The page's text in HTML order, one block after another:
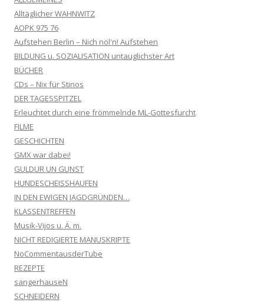
Alltäglicher WAHNWITZ
AOPK 975 76
Aufstehen Berlin – Nich nöl'n! Aufstehen
BILDUNG u. SOZIALISATION untauglichster Art
BÜCHER
CDs – Nix für Stinos
DER TAGESSPITZEL
Erleuchtet durch eine frömmelnde ML-Gottesfurcht
FILME
GESCHICHTEN
GMX war dabei!
GULDUR UN GUNST
HUNDESCHEISSHAUFEN
IN DEN EWIGEN JAGDGRÜNDEN…
KLASSENTREFFEN
Musik-Vijos u. Ä. m.
NICHT REDIGIERTE MANUSKRIPTE
NoCommentausderTube
REZEPTE
sangerhauseN
SCHNEIDERN